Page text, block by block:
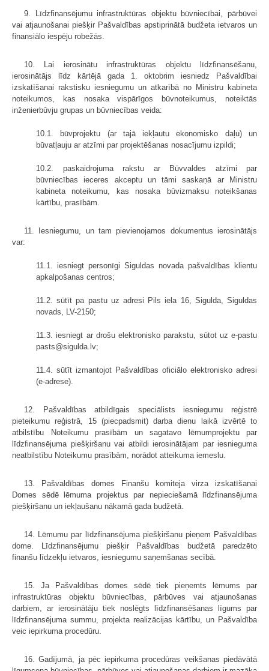
9. Līdzfinansējumu infrastruktūras objektu būvniecībai, pārbūvei
vai atjaunošanai piešķir Pašvaldības apstiprinātā budžeta ietvaros un
finansiālo iespēju robežās.
10. Lai ierosinātu infrastruktūras objektu līdzfinansēšanu,
ierosinātājs līdz kārtējā gada 1. oktobrim iesniedz Pašvaldībai
izskatīšanai rakstisku iesniegumu un atkarībā no Ministru kabineta
noteikumos, kas nosaka vispārīgos būvnoteikumus, noteiktās
inženierbūvju grupas un būvniecības veida:
10.1. būvprojektu (ar tajā iekļautu ekonomisko daļu) un
būvatļauju ar atzīmi par projektēšanas nosacījumu izpildi;
10.2. paskaidrojuma rakstu ar Būvvaldes atzīmi par
būvniecības ieceres akceptu un tāmi saskaņā ar Ministru
kabineta noteikumu, kas nosaka būvizmaksu noteikšanas
kārtību, prasībām.
11. Iesniegumu, un tam pievienojamos dokumentus ierosinātājs
var:
11.1. iesniegt personīgi Siguldas novada pašvaldības klientu
apkalpošanas centros;
11.2. sūtīt pa pastu uz adresi Pils iela 16, Sigulda, Siguldas
novads, LV-2150;
11.3. iesniegt ar drošu elektronisko parakstu, sūtot uz e-pastu
pasts@sigulda.lv;
11.4. sūtīt izmantojot Pašvaldības oficiālo elektronisko adresi
(e-adrese).
12. Pašvaldības atbildīgais speciālists iesniegumu reģistrē
pieteikumu reģistrā, 15 (piecpadsmit) darba dienu laikā izvērtē to
atbilstību Noteikumu prasībām un sagatavo lēmumprojektu par
līdzfinansējuma piešķiršanu vai atbildi ierosinātājam par iesnieguma
neatbilstību Noteikumu prasībām, norādot atteikuma iemeslu.
13. Pašvaldības domes Finanšu komiteja virza izskatīšanai
Domes sēdē lēmuma projektus par nepieciešamā līdzfinansējuma
piešķiršanu un iekļaušanu nākamā gada budžetā.
14. Lēmumu par līdzfinansējuma piešķiršanu pieņem Pašvaldības
dome. Līdzfinansējumu piešķir Pašvaldības budžetā paredzēto
finanšu līdzekļu ietvaros, iesniegumu saņemšanas secībā.
15. Ja Pašvaldības domes sēdē tiek pieņemts lēmums par
infrastruktūras objektu būvniecības, pārbūves vai atjaunošanas
darbiem, ar ierosinātāju tiek noslēgts līdzfinansēšanas līgums par
līdzfinansējuma summu, projekta realizācijas kārtību, un Pašvaldība
veic iepirkuma procedūru.
16. Gadījumā, ja pēc iepirkuma procedūras veikšanas piedāvātā